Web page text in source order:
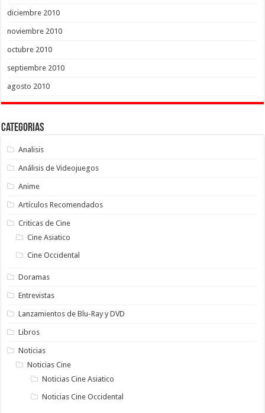
diciembre 2010
noviembre 2010
octubre 2010
septiembre 2010
agosto 2010
Categorias
Analisis
Análisis de Videojuegos
Anime
Artículos Recomendados
Criticas de Cine
Cine Asiatico
Cine Occidental
Doramas
Entrevistas
Lanzamientos de Blu-Ray y DVD
Libros
Noticias
Noticias Cine
Noticias Cine Asiatico
Noticias Cine Occidental